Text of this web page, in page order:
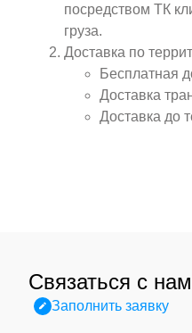
посредством ТК
груза.
Доставка по
Бесплатная
Доставка
Доставка до
Связаться с
Заполнить заявку